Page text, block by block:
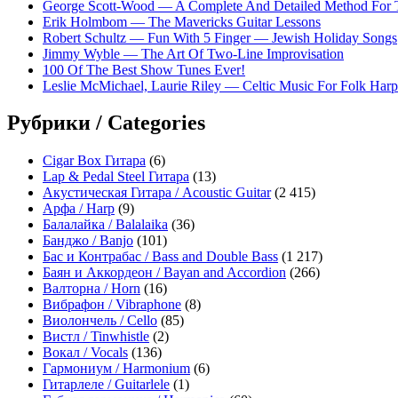
George Scott-Wood — A Complete And Detailed Method For
Erik Holmbom — The Mavericks Guitar Lessons
Robert Schultz — Fun With 5 Finger — Jewish Holiday Songs
Jimmy Wyble — The Art Of Two-Line Improvisation
100 Of The Best Show Tunes Ever!
Leslie McMichael, Laurie Riley — Celtic Music For Folk Harp
Рубрики / Categories
Cigar Box Гитара (6)
Lap & Pedal Steel Гитара (13)
Акустическая Гитара / Acoustic Guitar(2 415)
Арфа / Harp (9)
Балалайка / Balalaika (36)
Банджо / Banjo (101)
Бас и Контрабас / Bass and Double Bass (1 217)
Баян и Аккордеон / Bayan and Accordion (266)
Валторна / Horn (16)
Вибрафон / Vibraphone (8)
Виолончель / Cello (85)
Вистл / Tinwhistle (2)
Вокал / Vocals (136)
Гармониум / Harmonium (6)
Гитарлеле / Guitarlele (1)